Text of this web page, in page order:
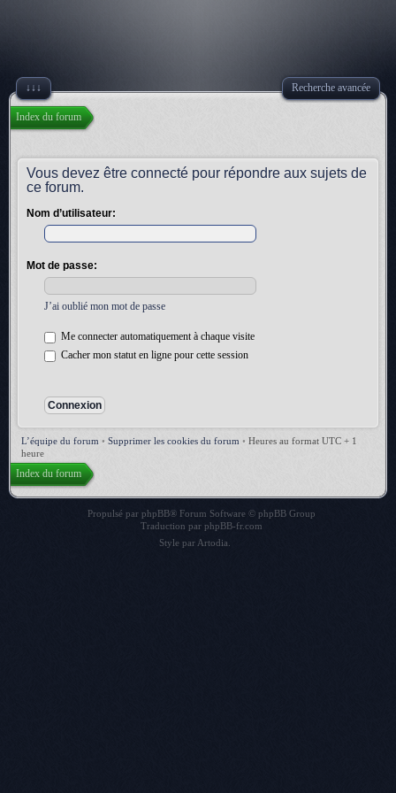
↓↓↓ Recherche avancée
Index du forum
Vous devez être connecté pour répondre aux sujets de
ce forum.
Nom d’utilisateur:
Mot de passe:
J’ai oublié mon mot de passe
Me connecter automatiquement à chaque visite
Cacher mon statut en ligne pour cette session
L’équipe du forum • Supprimer les cookies du forum • Heures au format UTC + 1
heure
Index du forum
Propulsé par phpBB® Forum Software © phpBB Group
Traduction par phpBB-fr.com
Style par Artodia